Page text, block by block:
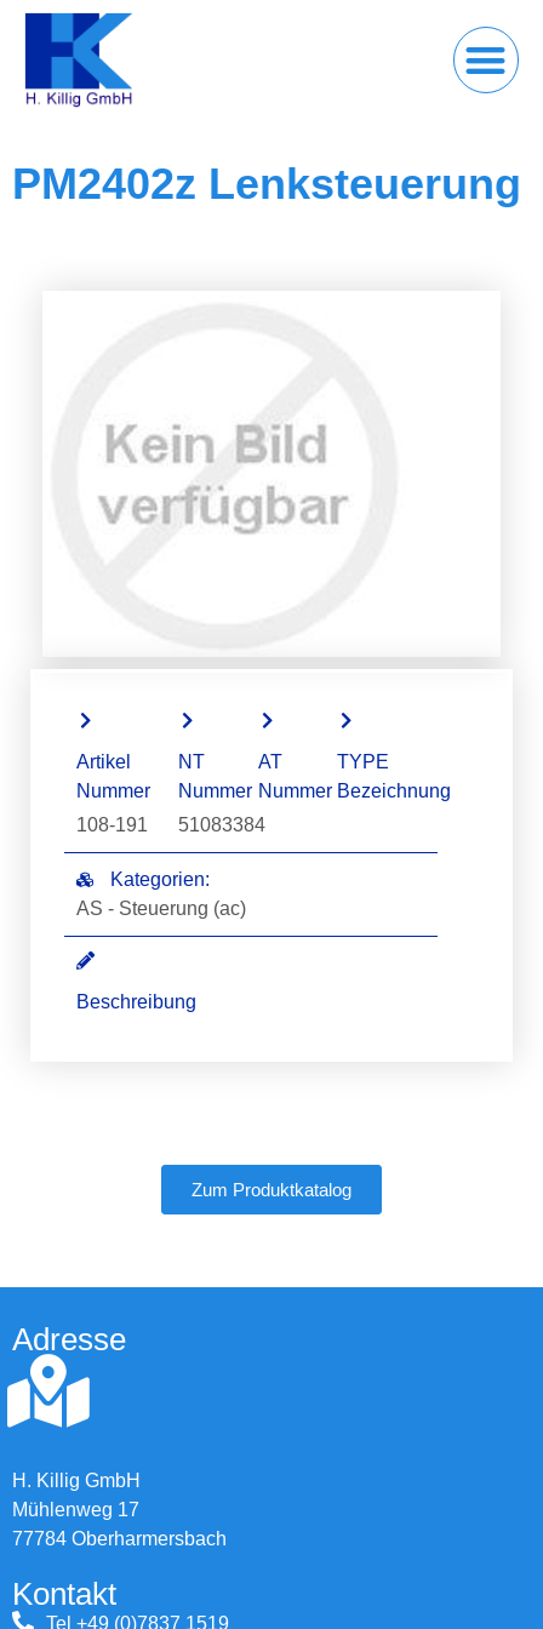
PM2402z Lenksteuerung
Artikel
Nummer
108-191
NT
Nummer
51083384
AT
Nummer
TYPE
Bezeichnung
Kategorien:
AS - Steuerung (ac)
Beschreibung
Zum Produktkatalog
Adresse
H. Killig GmbH
Mühlenweg 17
77784 Oberharmersbach
Kontakt
Tel +49 (0)7837 1519